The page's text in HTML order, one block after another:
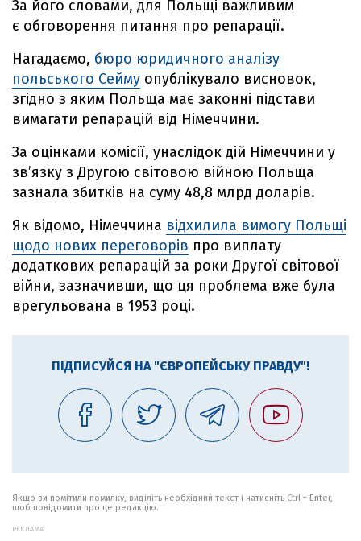
За його словами, для Польщі важливим
є обговорення питання про репарації.
Нагадаємо, бюро юридичного аналізу
польського Сейму опублікувало висновок,
згідно з яким Польща має законні підстави
вимагати репарацій від Німеччини.
За оцінками комісії, унаслідок дій Німеччини у
зв’язку з Другою світовою війною Польща
зазнала збитків на суму 48,8 млрд доларів.
Як відомо, Німеччина відхилила вимогу Польщі
щодо нових переговорів про виплату
додаткових репарацій за роки Другої світової
війни, зазначивши, що ця проблема вже була
врегульована в 1953 році.
ПІДПИСУЙСЯ НА "ЄВРОПЕЙСЬКУ ПРАВДУ"!
Якщо ви помітили помилку, виділіть необхідний текст і натисніть Ctrl + Enter,
щоб повідомити про це редакцію.
РЕКЛАМА: